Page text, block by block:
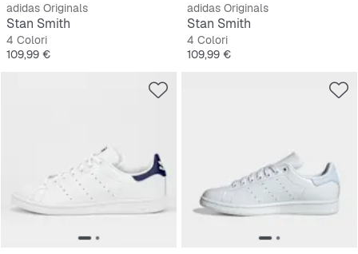
adidas Originals
Stan Smith
4 Colori
Prezzo
109,99 €
adidas Originals
Stan Smith
4 Colori
Prezzo
109,99 €